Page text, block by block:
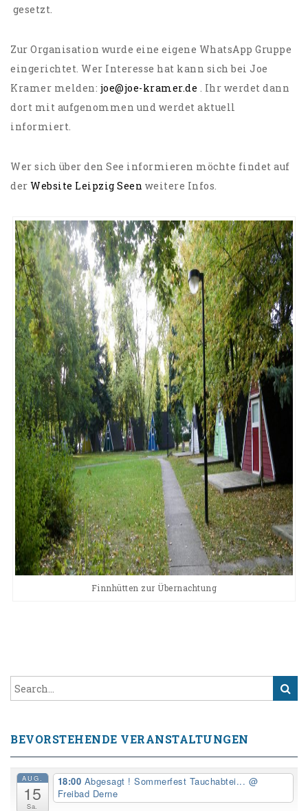
gesetzt.
Zur Organisation wurde eine eigene WhatsApp Gruppe
eingerichtet. Wer Interesse hat kann sich bei Joe
Kramer melden: joe@joe-kramer.de . Ihr werdet dann
dort mit aufgenommen und werdet aktuell
informiert.
Wer sich über den See informieren möchte findet auf
der Website Leipzig Seen weitere Infos.
Finnhütten zur Übernachtung
BEVORSTEHENDE VERANSTALTUNGEN
AUG.
15
Sa.
18:00 Abgesagt ! Sommerfest Tauchabtei... @
Freibad Derne